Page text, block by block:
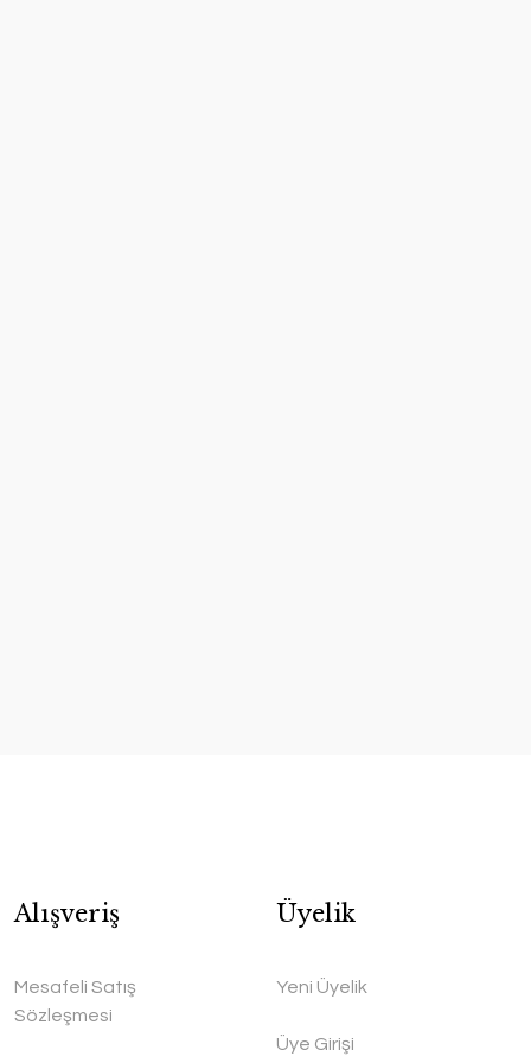
Alışveriş
Mesafeli Satış
Sözleşmesi
Üyelik
Yeni Üyelik
Üye Girişi